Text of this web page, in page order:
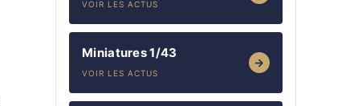
VOIR LES ACTUS
Miniatures 1/43
VOIR LES ACTUS
→